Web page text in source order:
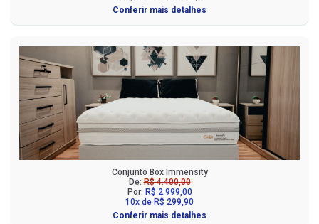
Conferir mais detalhes
Conjunto Box Immensity
De:R$ 4.400,00
Por: R$ 2.999,00
10x de R$ 299,90
Conferir mais detalhes